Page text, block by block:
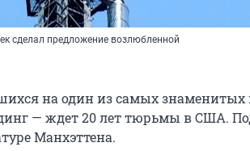
сделал предложение возлюбленной
на один из самых знаменитых
— ждет 20 лет тюрьмы в США.
Манхэттена.